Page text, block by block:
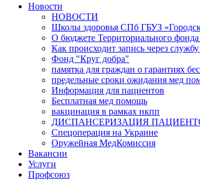
Новости
НОВОСТИ
Школы здоровья СПб ГБУЗ
О бюджете Территориального фонда
Как происходит запись через
Фонд "Круг добра"
памятка для граждан о гарантиях
предельные сроки ожидания мед
Информация для пациентов
Бесплатная мед помощь
вакцинация в рамках нкпп
ДИСПАНСЕРИЗАЦИЯ
Спецоперация на Украине
Оружейная МедКомиссия
Вакансии
Услуги
Профсоюз